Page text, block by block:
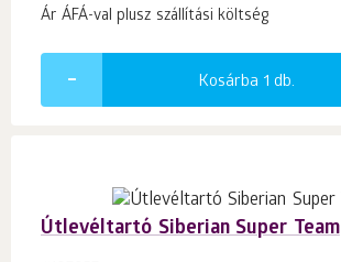
Ár ÁFÁ-val plusz szállítási költség
Kosárba 1 db.
Útlevéltartó Siberian Super Team